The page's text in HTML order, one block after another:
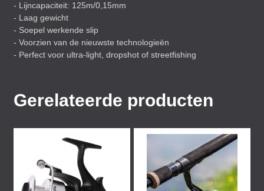
- Lijncapaciteit: 125m/0,15mm
- Laag gewicht
- Soepel werkende slip
- Voorzien van de nieuwste technologieën
- Perfect voor ultra-light, dropshot of streetfishing
Gerelateerde producten